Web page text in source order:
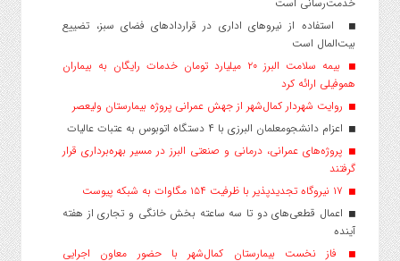
استفاده از نیروهای اداری در قراردادهای فضای سبز، تضییع
بیت‌المال است
بیمه سلامت البرز ۲۰ میلیارد تومان خدمات رایگان به بیماران
هموفیلی ارائه کرد
روایت شهردار کمال‌شهر از جهش عمرانی پروژه بیمارستان ولیعصر
اعزام دانشجو‌معلمان البرزی با ۴ دستگاه اتوبوس به عتبات عالیات
پروژه‌های عمرانی، درمانی و صنعتی البرز در مسیر بهره‌برداری قرار
گرفتند
اعمال قطعی‌های دو تا سه ساعته بخش خانگی و تجاری از هفته
آینده
فاز نخست بیمارستان کمال‌شهر با حضور معاون اجرایی